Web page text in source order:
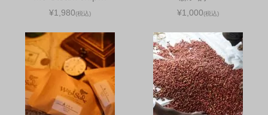
¥1,980(税込) ¥1,000(税込)